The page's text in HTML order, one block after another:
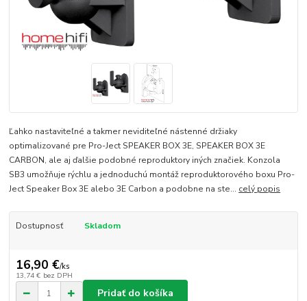
Ľahko nastaviteľné a takmer neviditeľné nástenné držiaky
optimalizované pre Pro-Ject SPEAKER BOX 3E, SPEAKER BOX 3E
CARBON, ale aj ďalšie podobné reproduktory iných značiek. Konzola
SB3 umožňuje rýchlu a jednoduchú montáž reproduktorového boxu Pro-
Ject Speaker Box 3E alebo 3E Carbon a podobne na ste... celý popis
Dostupnosť Skladom
16,90 €/ks
13,74 € bez DPH
Pridať do košíka